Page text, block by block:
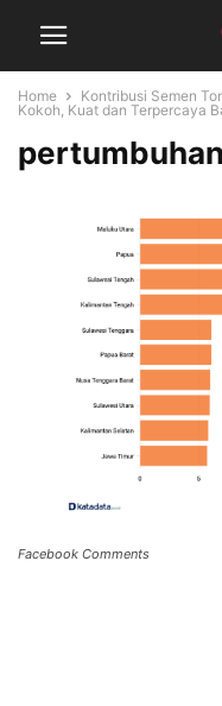
Home
Kontribusi Semen
Kokoh, Kuat dan Terpercaya
Facebook Comments